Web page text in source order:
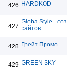
426 HARDKOD
427
Globa Style -
сайтов
428 Грейт Промо
429 GREEN SKY